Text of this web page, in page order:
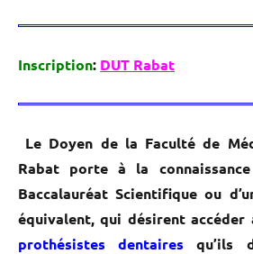
Inscription: DUT Rabat
Le Doyen de la Faculté de
Rabat porte à la
Baccalauréat Scientifique ou
équivalent, qui désirent accéder
prothésistes dentaires qu’ils